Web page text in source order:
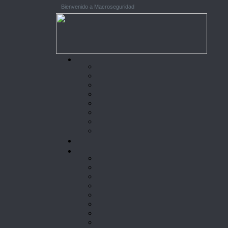
Bienvenido a Macroseguridad